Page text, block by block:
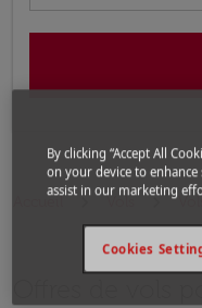
Accueil Vols
By clicking “Accept All
on your device to enhance
assist in our marketing
Cookies